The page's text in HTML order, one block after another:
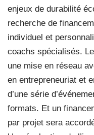
enjeux de durabilité
recherche de
individuel et
coachs spécialisés.
une mise en réseau
en entrepreneuriat et
d’une série
formats. Et un
par projet sera